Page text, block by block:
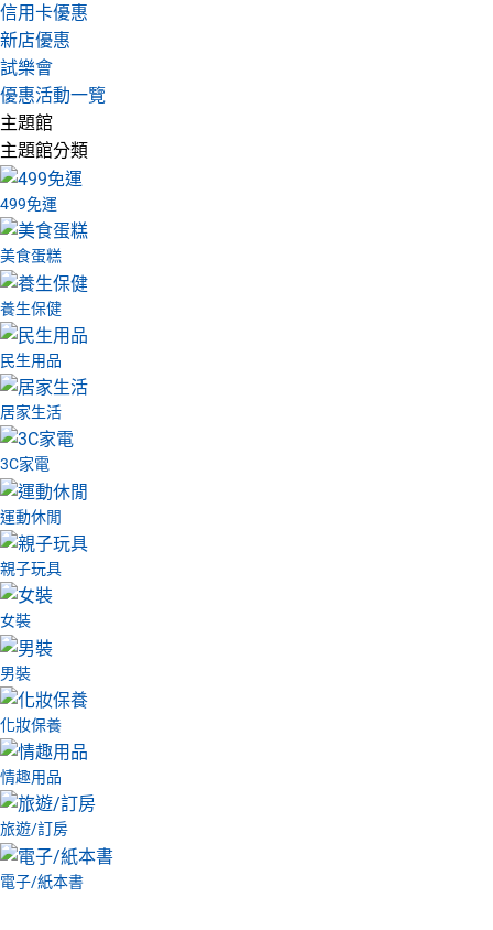
信用卡優惠
新店優惠
試樂會
優惠活動一覽
主題館
主題館分類
499免運
美食蛋糕
養生保健
民生用品
居家生活
3C家電
運動休閒
親子玩具
女裝
男裝
化妝保養
情趣用品
旅遊/訂房
電子/紙本書